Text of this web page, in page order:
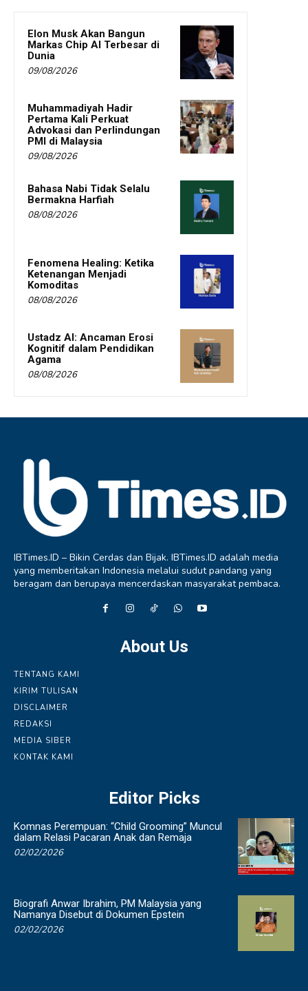
Elon Musk Akan Bangun
Markas Chip AI Terbesar di
Dunia
09/08/2026
Muhammadiyah Hadir
Pertama Kali Perkuat
Advokasi dan Perlindungan
PMI di Malaysia
09/08/2026
Bahasa Nabi Tidak Selalu
Bermakna Harfiah
08/08/2026
Fenomena Healing: Ketika
Ketenangan Menjadi
Komoditas
08/08/2026
Ustadz AI: Ancaman Erosi
Kognitif dalam Pendidikan
Agama
08/08/2026
IBTimes.ID – Bikin Cerdas dan Bijak. IBTimes.ID adalah media
yang memberitakan Indonesia melalui sudut pandang yang
beragam dan berupaya mencerdaskan masyarakat pembaca.
About Us
TENTANG KAMI
KIRIM TULISAN
DISCLAIMER
REDAKSI
MEDIA SIBER
KONTAK KAMI
Editor Picks
Komnas Perempuan: “Child Grooming” Muncul
dalam Relasi Pacaran Anak dan Remaja
02/02/2026
Biografi Anwar Ibrahim, PM Malaysia yang
Namanya Disebut di Dokumen Epstein
02/02/2026